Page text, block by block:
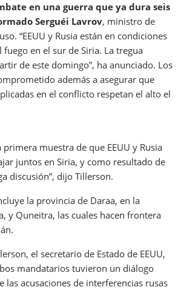
en una guerra que ya dura seis
Serguéi Lavrov, ministro de
“EEUU y Rusia están en condiciones
en el sur de Siria. La tregua
de este domingo”, ha anunciado. Los
además a asegurar que
en el conflicto respetan el alto el
primera muestra de que EEUU y Rusia
juntos en Siria, y como resultado de
discusión”, dijo Tillerson.
la provincia de Daraa, en la
y Quneitra, las cuales hacen frontera
el secretario de Estado de EEUU,
mandatarios tuvieron un diálogo
las acusaciones de interferencias rusas